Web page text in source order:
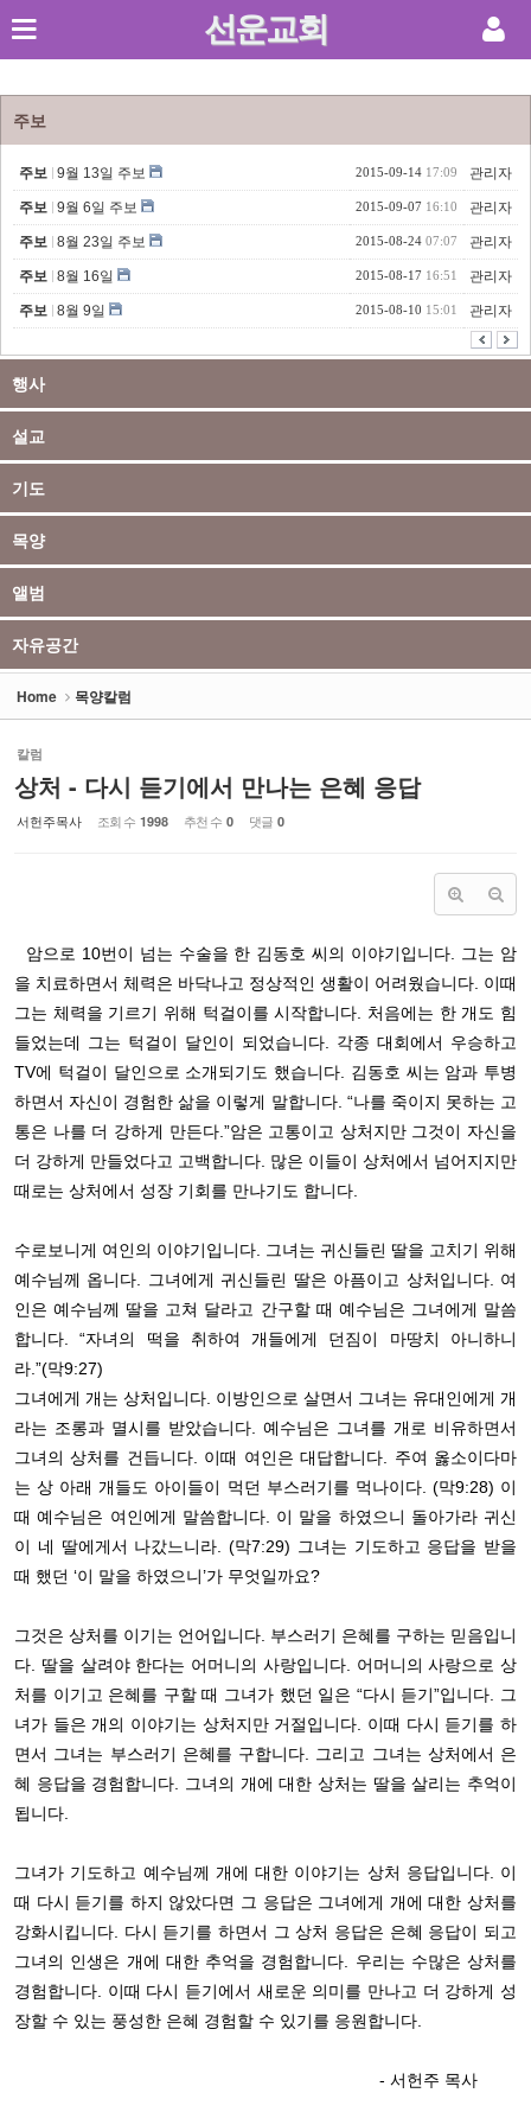
선운교회
주보
주보 9월 13일 주보 2015-09-14 17:09 관리자
주보 9월 6일 주보 2015-09-07 16:10 관리자
주보 8월 23일 주보 2015-08-24 07:07 관리자
주보 8월 16일 2015-08-17 16:51 관리자
주보 8월 9일 2015-08-10 15:01 관리자
행사
설교
기도
목양
앨범
자유공간
Home 목양칼럼
칼럼
상처 - 다시 듣기에서 만나는 은혜 응답
서헌주목사 조회 수 1998 추천 수 0 댓글 0
암으로 10번이 넘는 수술을 한 김동호 씨의 이야기입니다
그는 암
을 치료하면서 체력은 바닥나고 정상적인 생활이 어려웠습니다 이때
그는 체력을 기르기 위해 턱걸이를 시작합니다
처음에는 한 개도 힘
들었는데 그는 턱걸이 달인이 되었습니다
각종 대회에서 우승하고
TV에 턱걸이 달인으로 소개되기도 했습니다
김동호 씨는 암과 투병
하면서 자신이 경험한 삶을 이렇게 말합니다. “나를 죽이지 못하는 고
통은 나를 더 강하게 만든다.”암은 고통이고 상처지만 그것이 자신을
더 강하게 만들었다고 고백합니다 많은 이들이 상처에서 넘어지지만
때로는 상처에서 성장 기회를 만나기도 합니다
수로보니게 여인의 이야기입니다
그녀는 귀신들린 딸을 고치기 위해
예수님께 옵니다
그녀에게 귀신들린 딸은 아픔이고 상처입니다. 여
인은 예수님께 딸을 고쳐 달라고 간구할 때 예수님은 그녀에게 말씀
합니다 .“자녀의 떡을 취하여 개들에게 던짐이 마땅치 아니하니
라 .”(막9:27)
그녀에게 개는 상처입니다 이방인으로 살면서 그녀는 유대인에게 개
라는 조롱과 멸시를 받았습니다
예수님은 그녀를 개로 비유하면서
그녀의 상처를 건듭니다. 이때 여인은 대답합니다
주여 옳소이다마
는 상 아래 개들도 아이들이 먹던 부스러기를 먹나이다. (막9:28) 이
때예수님은 여인에게 말씀합니다. 이 말을 하였으니 돌아가라 귀신
이 네 딸에게서 나갔느니라 . (막7:29) 그녀는 기도하고 응답을 받을
때 했던 ‘이 말을 하였으니’가 무엇일까요?
그것은 상처를 이기는 언어입니다 부스러기 은혜를 구하는 믿음입니
다
딸을 살려야 한다는 어머니의 사랑입니다. 어머니의 사랑으로 상
처를 이기고 은혜를 구할 때 그녀가 했던 일은 “다시 듣기”입니다
그
녀가 들은 개의 이야기는 상처지만 거절입니다
이때 다시 듣기를 하
면서 그녀는 부스러기 은혜를 구합니다
그리고 그녀는 상처에서 은
혜 응답을 경험합니다
그녀의 개에 대한 상처는 딸을 살리는 추억이
됩니다
그녀가 기도하고 예수님께 개에 대한 이야기는 상처 응답입니다. 이
때 다시 듣기를 하지 않았다면 그 응답은 그녀에게 개에 대한 상처를
강화시킵니다
다시 듣기를 하면서 그 상처 응답은 은혜 응답이 되고
그녀의 인생은 개에 대한 추억을 경험합니다
우리는 수많은 상처를
경험합니다
이때 다시 듣기에서 새로운 의미를 만나고 더 강하게 성
장할 수 있는 풍성한 은혜 경험할 수 있기를 응원합니다
- 서헌주 목사
Sketchbook5, 스케치북5
Sketchbook5, 스케치북5